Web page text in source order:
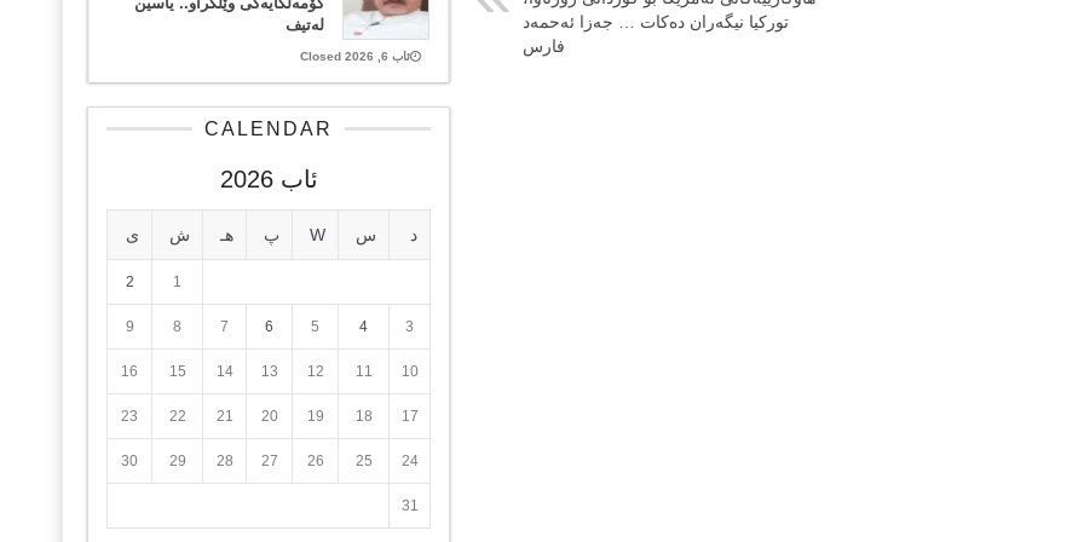
توركیا نیگه‌ران ده‌كات … جه‌زا ئه‌حمه‌د
فارس
لەتیف
ئاب 6, 2026 Closed
CALENDAR
ئاب 2026
د س W پ هـ ش ی
1
2
3
4
5
6
7
8
9
10
11
12
13
14
15
16
17
18
19
20
21
22
23
24
25
26
27
28
29
30
31